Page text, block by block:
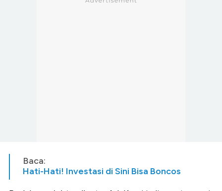
Baca:
Hati-Hati! Investasi di Sini Bisa Boncos